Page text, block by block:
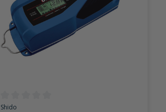
Durchschnittliche Bewertung von 0 von 5 Sternen
Shido